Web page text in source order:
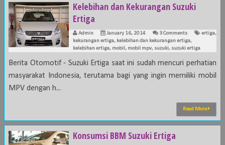
Kelebihan dan Kekurangan Suzuki
Ertiga
Admin January 16, 2014 3 Comments ertiga,
kekurangan ertiga, kelebihan dan kekurangan ertiga,
kelebihan ertiga, mobil , mobil mpv, suzuki, suzuki ertiga
Berita Otomotif - Suzuki Ertiga saat ini sudah mencuri perhatian
masyarakat Indonesia, terutama bagi yang ingin memiliki mobil
MPV dengan h...
Read More
Konsumsi BBM Suzuki Ertiga